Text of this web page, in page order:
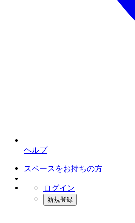
ヘルプ
スペースをお持ちの方
ログイン
新規登録